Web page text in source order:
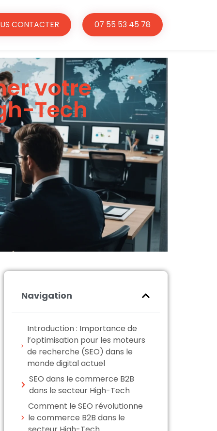
CONTACTER 07 55 53 45 78
votre
Tech
Navigation
Introduction : Importance de
l’optimisation pour les moteurs
de recherche (SEO) dans le
monde digital actuel
SEO dans le commerce B2B
dans le secteur High-Tech
Comment le SEO révolutionne
le commerce B2B dans le